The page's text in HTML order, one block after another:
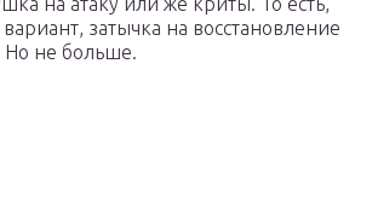
затычка на восстановление
Но не больше.